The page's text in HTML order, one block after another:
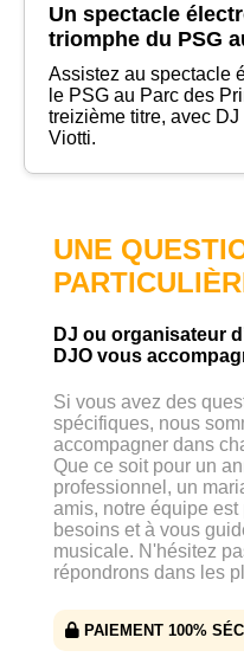
Un spectacle
triomphe du PSG
Assistez au spectacle
le PSG au Parc des
treizième titre, avec
Viotti.
UNE
DJ ou organisateur
DJO vous
Si vous avez des
spécifiques, nous
accompagner dans
Que ce soit pour un
professionnel, un
amis, notre équipe
besoins et à vous
musicale. N'hésitez
répondrons dans les
PAIEMENT 100%